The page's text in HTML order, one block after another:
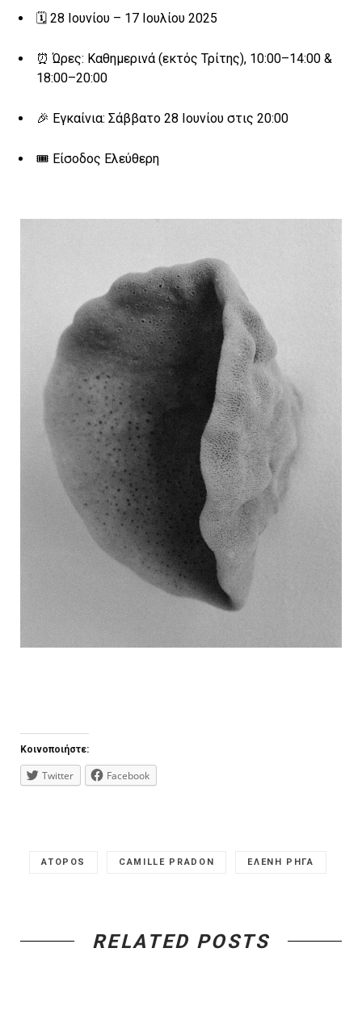
🗓 28 Ιουνίου – 17 Ιουλίου 2025
⏰ Ώρες: Καθημερινά (εκτός Τρίτης), 10:00–14:00 &
18:00–20:00
🎉 Εγκαίνια: Σάββατο 28 Ιουνίου στις 20:00
🎟 Είσοδος Ελεύθερη
Κοινοποιήστε:
Twitter Facebook
ATOPOS CAMILLE PRADON ΕΛΕΝΗ ΡΗΓΑ
RELATED POSTS